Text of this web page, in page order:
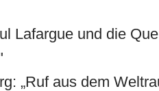
Lafargue und die
„Ruf aus dem